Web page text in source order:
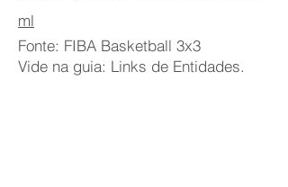
ml
Fonte: FIBA Basketball 3x3
Vide na guia: Links de Entidades.